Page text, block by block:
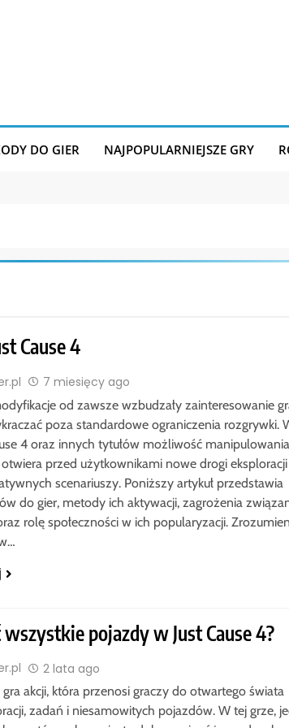
DO GIER NAJPOPULARNIEJSZE GRY
Cause 4
7 miesięcy ago
od zawsze wzbudzały zainteresowanie
poza standardowe ograniczenia rozgrywki.
4 oraz innych tytułów możliwość manipulowania
przed użytkownikami nowe drogi
scenariuszy. Poniższy artykuł przedstawia
do gier, metody ich aktywacji, zagrożenia
rolę społeczności w ich popularyzacji.
wszystkie pojazdy w Just Cause 4?
2 lata ago
gra akcji, która przenosi graczy do otwartego świata
zadań i niesamowitych pojazdów. W tej grze,